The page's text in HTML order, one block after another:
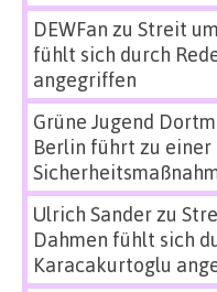
DEWFan zu Streit
fühlt sich durch
angegriffen
Grüne Jugend
Berlin führt zu
Ulrich Sanderzu
Dahmen fühlt sich
Karacakurtoglu